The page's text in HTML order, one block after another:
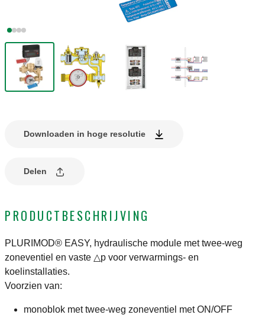
Downloaden in hoge resolutie
Delen
PRODUCTBESCHRIJVING
PLURIMOD® EASY, hydraulische module met twee-weg
zoneventiel en vaste △p voor verwarmings- en
koelinstallaties.
Voorzien van:
monoblok met twee-weg zoneventiel met ON/OFF